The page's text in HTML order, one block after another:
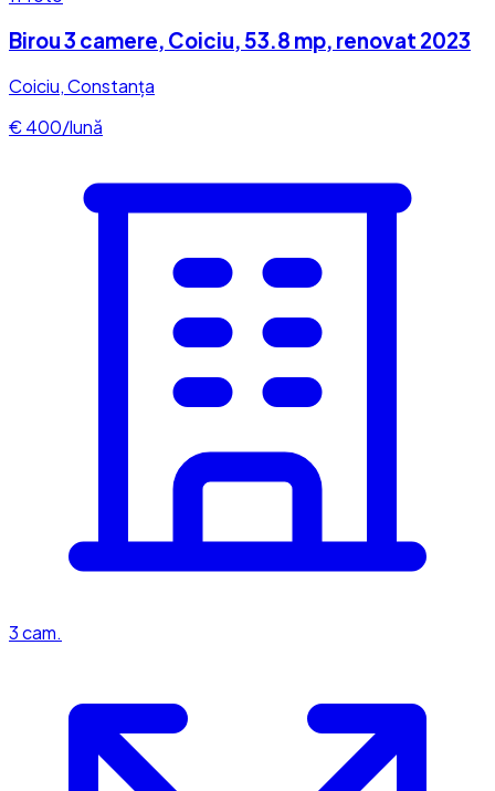
Birou 3 camere, Coiciu, 53.8 mp, renovat 2023
Coiciu, Constanța
€ 400/lună
3cam.